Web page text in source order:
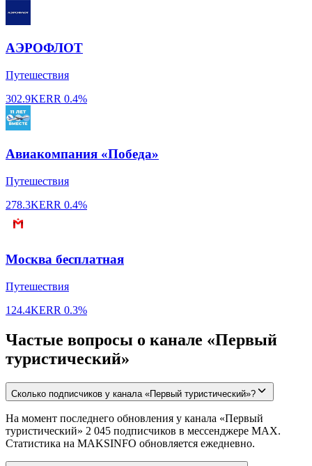
АЭРОФЛОТ
Путешествия
302.9KERR 0.4%
Авиакомпания «Победа»
Путешествия
278.3KERR 0.4%
Москва бесплатная
Путешествия
124.4KERR 0.3%
Частые вопросы о канале «Первый
туристический»
Сколько подписчиков у канала «Первый туристический»?
На момент последнего обновления у канала «Первый
туристический» 2 045 подписчиков в мессенджере MAX.
Статистика на MAKSINFO обновляется ежедневно.